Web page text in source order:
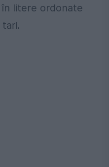
litere ordonate